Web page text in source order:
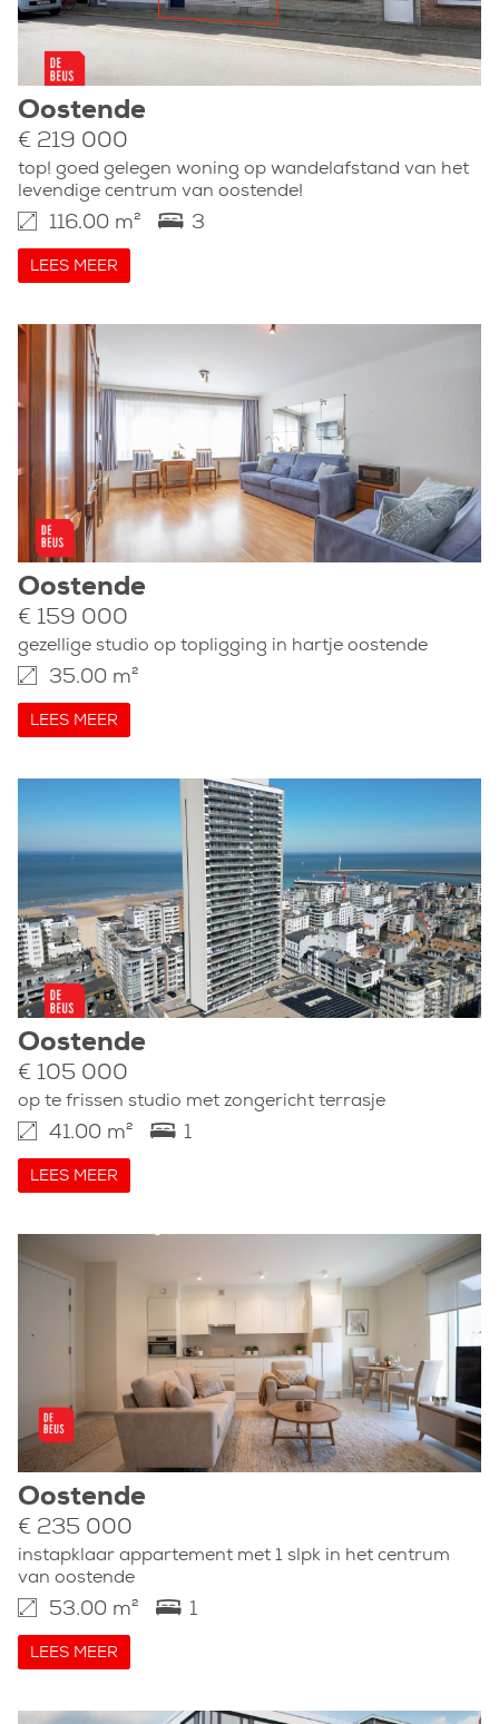
Oostende
€ 219 000
top! goed gelegen woning op wandelafstand van het
levendige centrum van oostende!
116.00 m² 3
LEES MEER
Oostende
€ 159 000
gezellige studio op topligging in hartje oostende
35.00 m²
LEES MEER
Oostende
€ 105 000
op te frissen studio met zongericht terrasje
41.00 m² 1
LEES MEER
Oostende
€ 235 000
instapklaar appartement met 1 slpk in het centrum
van oostende
53.00 m² 1
LEES MEER